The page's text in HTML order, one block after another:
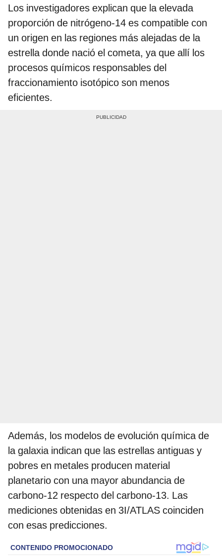
Los investigadores explican que la elevada
proporción de nitrógeno-14 es compatible con
un origen en las regiones más alejadas de la
estrella donde nació el cometa, ya que allí los
procesos químicos responsables del
fraccionamiento isotópico son menos
eficientes.
Además, los modelos de evolución química de
la galaxia indican que las estrellas antiguas y
pobres en metales producen material
planetario con una mayor abundancia de
carbono-12 respecto del carbono-13. Las
mediciones obtenidas en 3I/ATLAS coinciden
con esas predicciones.